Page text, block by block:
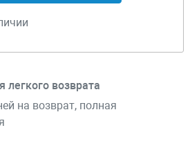
легкого возврата
на возврат, полная